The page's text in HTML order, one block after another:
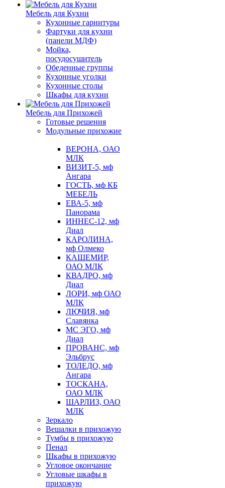
Мебель для Кухни
Кухонные гарнитуры
Фартуки для кухни
(панели МДФ)
Мойка,
посудосушитель
Обеденные группы
Кухонные уголки
Кухонные столы
Шкафы для кухни
Мебель для Прихожей
Готовые решения
Модульные прихожие
ВЕРОНА, ОАО
МЛК
ВИЗИТ-5, мф
Ангара
ГОСТЬ, мф КБ
МЕБЕЛЬ
ЕВА-5, мф
Панорама
ИННЕС-12, мф
Диал
КАРОЛИНА,
мф Олмеко
КАШЕМИР,
ОАО МЛК
КВАДРО, мф
Диал
ЛОРИ, мф ОАО
МЛК
ЛЮЧИЯ, мф
Славянка
МС ЭГО, мф
Диал
ПРОВАНС, мф
Эльбрус
ТОЛЕДО, мф
Ангара
ТОСКАНА,
ОАО МЛК
ШАРЛИЗ, ОАО
МЛК
Зеркало
Вешалки в прихожую
Тумбы в прихожую
Пенал
Шкафы в прихожую
Угловое окончание
Угловые шкафы в
прихожую